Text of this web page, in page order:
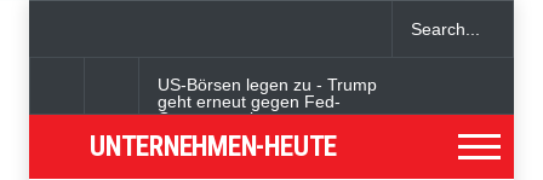
US-Börsen legen zu - Trump
geht erneut gegen Fed-
Gouverneurin vor
UNTERNEHMEN-HEUTE